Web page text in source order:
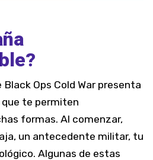
Ops Cold War presenta
que te permiten
formas. Al comenzar,
un antecedente militar, tu
Algunas de estas